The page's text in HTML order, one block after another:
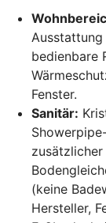
bedienbare
Fenster.
Sanitär:
(keine
Hersteller,